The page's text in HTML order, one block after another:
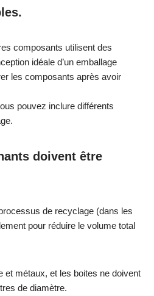
composants utilisent des
idéale d’un emballage
les composants après avoir
pouvez inclure différents
doivent être
de recyclage (dans les
pour réduire le volume total
et métaux, et les boites ne doivent
de diamètre.